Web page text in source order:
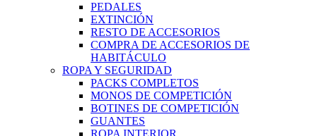
PEDALES
EXTINCIÓN
RESTO DE ACCESORIOS
COMPRA DE ACCESORIOS DE
HABITÁCULO
ROPA Y SEGURIDAD
PACKS COMPLETOS
MONOS DE COMPETICIÓN
BOTINES DE COMPETICIÓN
GUANTES
ROPA INTERIOR